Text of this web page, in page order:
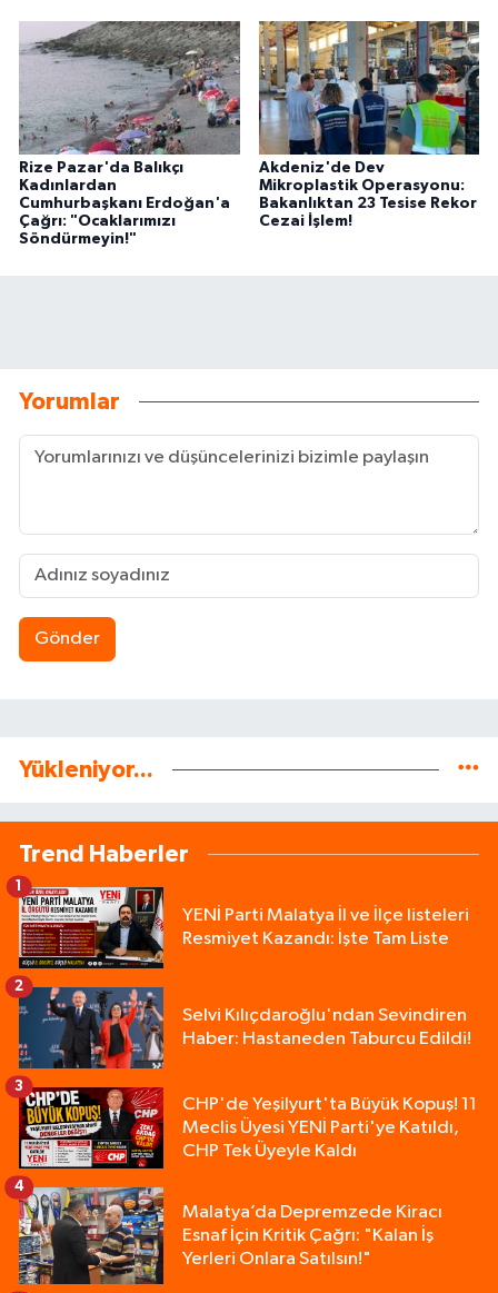
Rize Pazar'da Balıkçı
Kadınlardan
Cumhurbaşkanı Erdoğan'a
Çağrı: "Ocaklarımızı
Söndürmeyin!"
Akdeniz'de Dev
Mikroplastik Operasyonu:
Bakanlıktan 23 Tesise Rekor
Cezai İşlem!
Yorumlar
Gönder
Yükleniyor...
Trend Haberler
YENİ Parti Malatya İl ve İlçe listeleri
Resmiyet Kazandı: İşte Tam Liste
1
Selvi Kılıçdaroğlu'ndan Sevindiren
Haber: Hastaneden Taburcu Edildi!
2
CHP'de Yeşilyurt'ta Büyük Kopuş! 11
Meclis Üyesi YENİ Parti'ye Katıldı,
CHP Tek Üyeyle Kaldı
3
Malatya’da Depremzede Kiracı
Esnaf İçin Kritik Çağrı: "Kalan İş
Yerleri Onlara Satılsın!"
4